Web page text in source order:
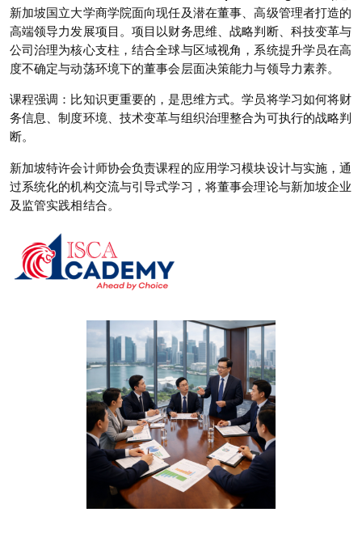
新加坡国立大学商学院面向现任及潜在董事、高级管理者打造的
高端领导力发展项目。项目以财务思维、战略判断、科技变革与
公司治理为核心支柱，结合全球与区域视角，系统提升学员在高
度不确定与动荡环境下的董事会层面决策能力与领导力素养。
课程强调：比知识更重要的，是思维方式。学员将学习如何将财
务信息、制度环境、技术变革与组织治理整合为可执行的战略判
断。
新加坡特许会计师协会负责课程的应用学习模块设计与实施，通
过系统化的机构交流与引导式学习，将董事会理论与新加坡企业
及监管实践相结合。